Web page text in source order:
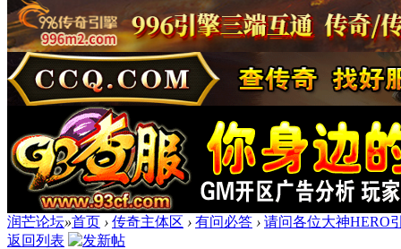
润芒论坛»首页 › 传奇主体区 › 有问必答 › 请问各位大神HERO
返回列表